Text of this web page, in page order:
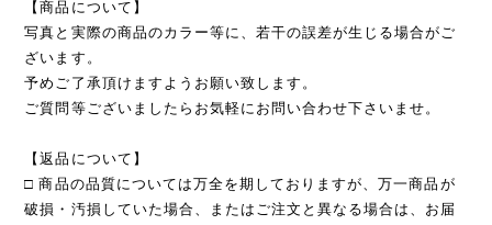
【商品について】
写真と実際の商品のカラー等に、若干の誤差が生じる場合がご
ざいます。
予めご了承頂けますようお願い致します。
ご質問等ございましたらお気軽にお問い合わせ下さいませ。
【返品について】
□ 商品の品質については万全を期しておりますが、万一商品が
破損・汚損していた場合、またはご注文と異なる場合は、お届